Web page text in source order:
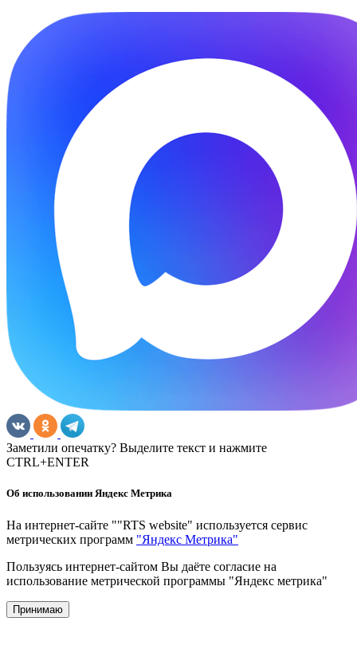
Заметили опечатку? Выделите текст и нажмите
CTRL+ENTER
Об использовании Яндекс Метрика
На интернет-сайте ""RTS website" используется сервис
метрических программ "Яндекс Метрика"
Пользуясь интернет-сайтом Вы даёте согласие на
использование метрической программы "Яндекс метрика"
Принимаю